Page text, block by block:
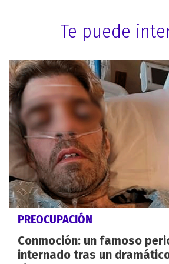
Te puede
PREOCUPACIÓN
Conmoción: un famoso
internado tras un